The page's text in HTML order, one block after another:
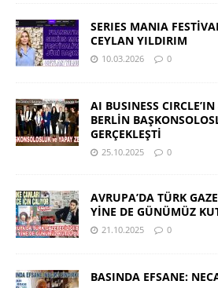
SERIES MANIA
CEYLAN YILDIRIM
10.03.2026 0
AI BUSINESS
BERLİN
GERÇEKLEŞTİ
25.10.2025 0
AVRUPA’DA TÜRK
YİNE DE GÜNÜMÜZ
21.10.2025 0
BASINDA EFSANE: